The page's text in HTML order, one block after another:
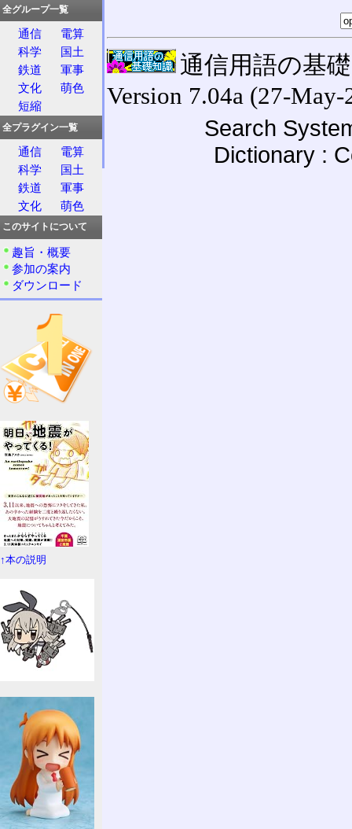
通信用語の基
Version 7.04a (27-May-
Search
Dictionary :
全グループ一覧
通信
電算
科学
国土
鉄道
軍事
文化
萌色
短縮
全プラグイン一覧
通信
電算
科学
国土
鉄道
軍事
文化
萌色
このサイトについて
趣旨・概要
参加の案内
ダウンロード
↑本の説明